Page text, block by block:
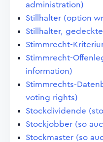
administration)
Stillhalter (option
Stillhalter,
Stimmrecht-
Stimmrecht-
information)
Stimmrechts-
voting rights)
Stockdividende
Stockjobber (so
Stockmaster (so